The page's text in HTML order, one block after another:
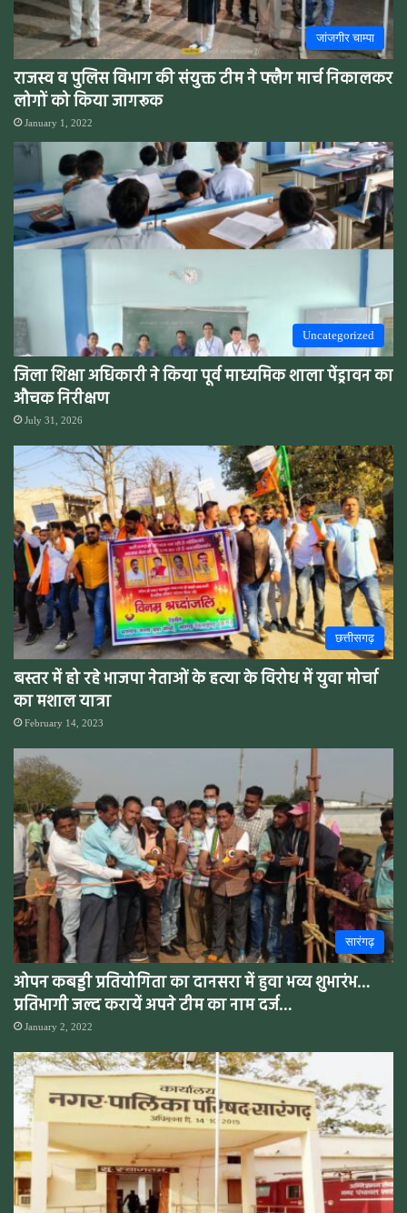
जांजगीर चाम्पा
राजस्व व पुलिस विभाग की संयुक्त टीम ने फ्लैग मार्च निकालकर
लोगों को किया जागरूक
January 1, 2022
Uncategorized
जिला शिक्षा अधिकारी ने किया पूर्व माध्यमिक शाला पेंड्रावन का
औचक निरीक्षण
July 31, 2026
छत्तीसगढ़
बस्तर में हो रहे भाजपा नेताओं के हत्या के विरोध में युवा मोर्चा
का मशाल यात्रा
February 14, 2023
सारंगढ़
ओपन कबड्डी प्रतियोगिता का दानसरा में हुवा भव्य शुभारंभ…
प्रतिभागी जल्द करायें अपने टीम का नाम दर्ज…
January 2, 2022